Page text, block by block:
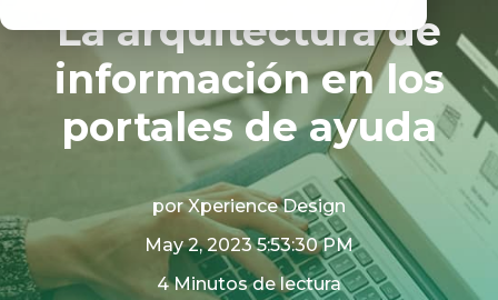
La arquitectura de
información en los
portales de ayuda
porXperience Design
May 2, 2023 5:53:30 PM
4 Minutos de lectura